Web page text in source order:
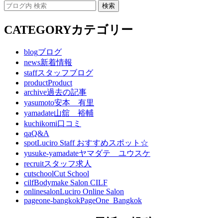
CATEGORYカテゴリー
blogブログ
news新着情報
staffスタッフブログ
productProduct
archive過去の記事
yasumoto安本 有里
yamadate山舘 裕輔
kuchikomi口コミ
qaQ&A
spotLuciro Staff おすすめスポット☆
yusuke-yamadateヤマダテ ユウスケ
recruitスタッフ求人
cutschoolCut School
cilfBodymake Salon CILF
onlinesalonLuciro Online Salon
pageone-bangkokPageOne_Bangkok